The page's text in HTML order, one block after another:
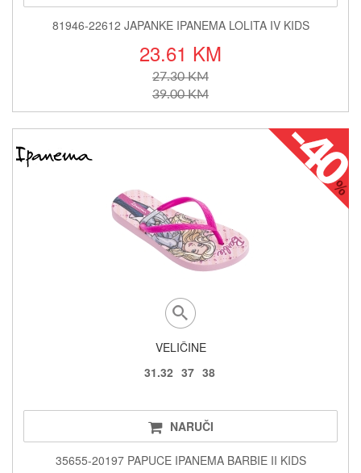
81946-22612 JAPANKE IPANEMA LOLITA IV KIDS
23.61 KM
27.30 KM
39.00 KM
VELIČINE
31.32 37 38
NARUČI
35655-20197 PAPUCE IPANEMA BARBIE II KIDS